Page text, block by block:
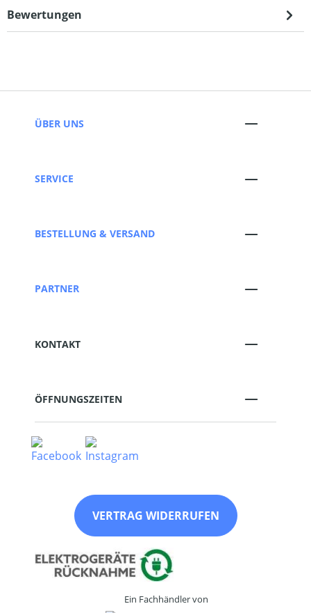
Bewertungen
ÜBER UNS
SERVICE
BESTELLUNG & VERSAND
PARTNER
KONTAKT
ÖFFNUNGSZEITEN
VERTRAG WIDERRUFEN
Ein Fachhändler von